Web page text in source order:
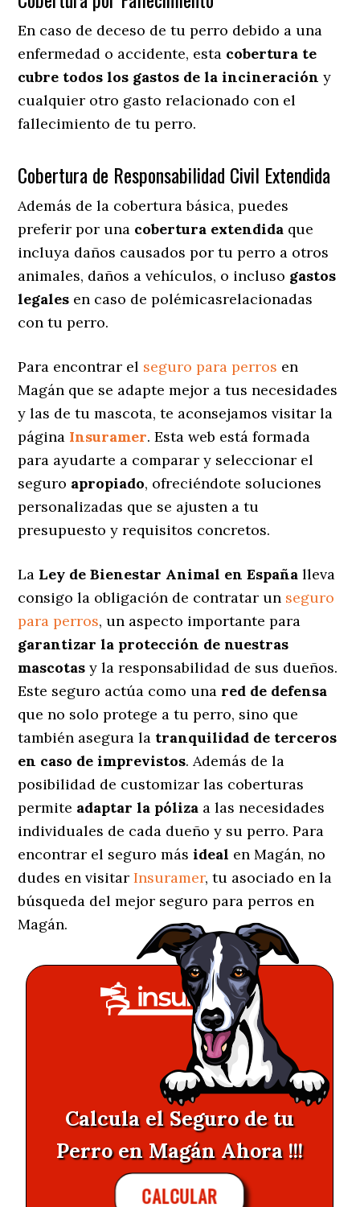
En caso de deceso de tu perro debido a una
enfermedad o accidente, esta cobertura te
cubre todos los gastos de la incineración y
cualquier otro gasto relacionado con el
fallecimiento de tu perro.
Cobertura de Responsabilidad Civil Extendida
Además de la cobertura básica, puedes
preferir por una cobertura extendida que
incluya daños causados por tu perro a otros
animales, daños a vehículos, o incluso gastos
legales en caso de polémicasrelacionadas
con tu perro.
Para encontrar el seguro para perros en
Magán que se adapte mejor a tus necesidades
y las de tu mascota, te aconsejamos visitar la
página Insuramer. Esta web está formada
para ayudarte a comparar y seleccionar el
seguro apropiado, ofreciéndote soluciones
personalizadas que se ajusten a tu
presupuesto y requisitos concretos.
La Ley de Bienestar Animal en España lleva
consigo la obligación de contratar un seguro
para perros, un aspecto importante para
garantizar la protección de nuestras
mascotas y la responsabilidad de sus dueños.
Este seguro actúa como una red de defensa
que no solo protege a tu perro, sino que
también asegura la tranquilidad de terceros
en caso de imprevistos. Además de la
posibilidad de customizar las coberturas
permite adaptar la póliza a las necesidades
individuales de cada dueño y su perro. Para
encontrar el seguro másideal en Magán, no
dudes en visitarInsuramer, tu asociado en la
búsqueda del mejor seguro para perros en
Magán.
Calcula el Seguro de tu
Perro en Magán Ahora !!!
CALCULAR